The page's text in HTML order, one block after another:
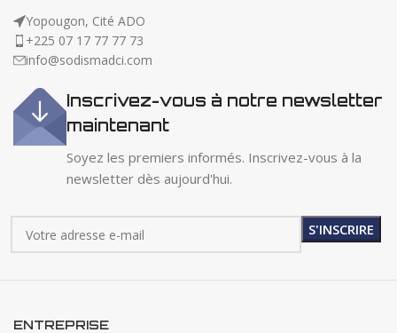
Yopougon, Cité ADO
+225 07 17 77 77 73
info@sodismadci.com
Inscrivez-vous à notre newsletter
maintenant
Soyez les premiers informés. Inscrivez-vous à la
newsletter dès aujourd'hui.
ENTREPRISE